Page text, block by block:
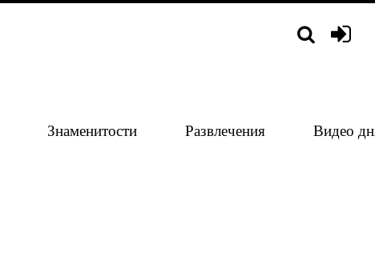
Знаменитости Развлечения Видео